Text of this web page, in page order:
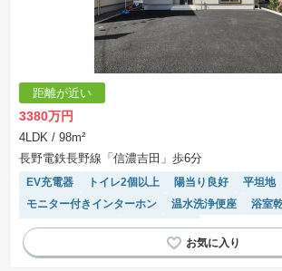
協議するため、土地購入者が自己の希望する建物の設計協議をす
交渉期間が設定され、その期間内で希望を満たすプランが実現で
します。なお、この期間は概ね3ヶ月程度とされています。納得の
負契約が成立しない場合、土地売買契約は白紙に戻り、土地契約
手付金など）は名目のいかんに関わらず、全て返却されます。
※課税対象物件の「価格」や「費用等」は消費税込みの「総額表示
※「本体価格」とは、課税対象物件においては「消費税を除いた建
合計額を指します。
表示されておりません。
※取引にかかる費用：物件の契約手続き、決済、引き渡し時にかか
不動産会社によって表記有無が異なるため、ご自身で十分な確認
いたします。
場合があります。
距離が近い
3380万円
4LDK / 98m²
長野電鉄長野線「信濃吉田」歩6分
EV充電器 トイレ2個以上 陽当り良好 平坦地
モニター付きインターホン
温水洗浄便座
浴室
システムキッチン
対面キッチン